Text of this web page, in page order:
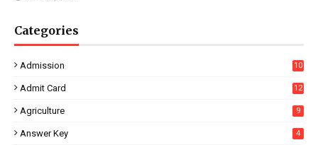
Categories
Admission 10
Admit Card 12
Agriculture 9
Answer Key 4